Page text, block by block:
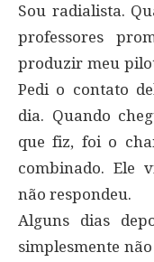
Sou radialista.
professores
produzir meu
Pedi o contato
dia. Quando
que fiz, foi o
combinado. Ele
não respondeu.
Alguns dias
simplesmente